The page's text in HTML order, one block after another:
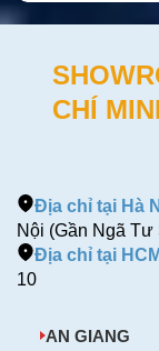
CHÍ
Địa chỉ tại Hà
Nội (Gần Ngã Tư
Địa chỉ tại
10
AN GIANG